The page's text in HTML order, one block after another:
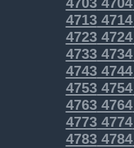
47134714
47234724
47334734
47434744
47534754
47634764
47734774
47834784